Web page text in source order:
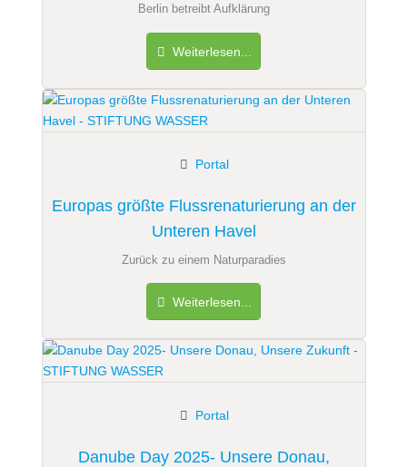
Berlin betreibt Aufklärung
Weiterlesen...
Europas größte Flussrenaturierung an der
Unteren Havel
Portal
Zurück zu einem Naturparadies
Weiterlesen...
Danube Day 2025- Unsere Donau,
Portal